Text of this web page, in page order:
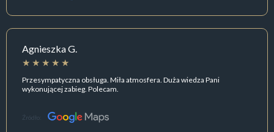
Agnieszka G.
Przesympatyczna obsługa. Miła atmosfera. Duża wiedza Pani
wykonującej zabieg. Polecam.
Źródło: